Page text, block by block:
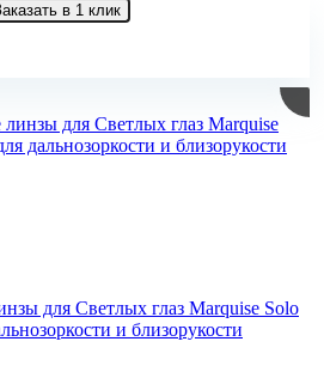
в 1 клик
для Светлых глаз Marquise Solo
и близорукости